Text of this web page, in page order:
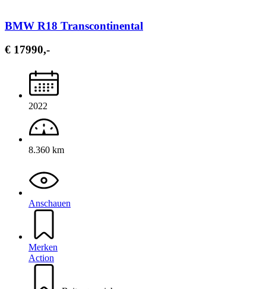
BMW R18 Transcontinental
€ 17990,-
2022
8.360 km
Anschauen
Merken
Action